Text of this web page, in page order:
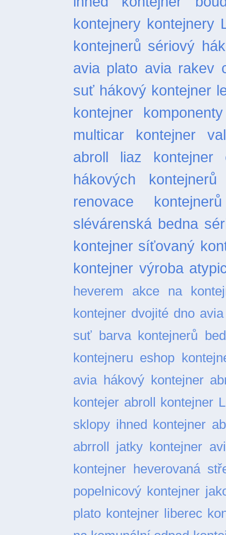
kontejnery kontejnery
kontejnerů sériový
avia plato avia rakev
suť hákový kontejner
kontejner
multicar
kontejner
abroll
liaz kontejner
hákových kontejnerů
renovace kontejnerů
slévárenská bedna
kontejner síťovaný
kontejner výroba
heverem
akce na
kontejner dvojité dno
suť barva kontejnerů
kontejneru eshop
avia hákový kontejner
kontejer abroll kontejner
sklopy ihned kontejner
abrroll jatky kontejner
kontejner heverovaná
popelnicový kontejner
plato kontejner liberec